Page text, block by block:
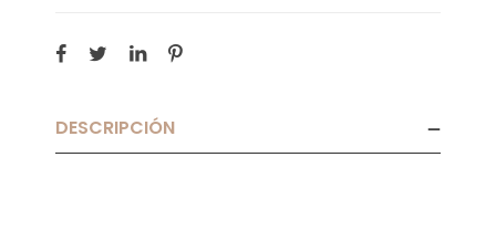
DESCRIPCIÓN